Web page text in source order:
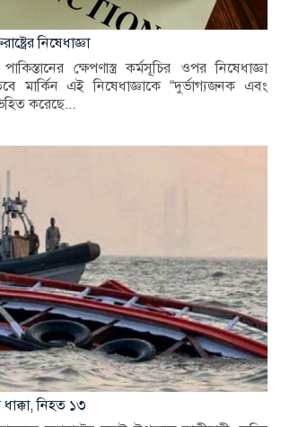
নিষেধাজ্ঞা
ক্ষেপণাস্ত্র কর্মসূচির ওপর নিষেধাজ্ঞা
মার্কিন এই নিষেধাজ্ঞাকে “দুর্ভাগ্যজনক এবং
করেছে...
নিহত ১৩